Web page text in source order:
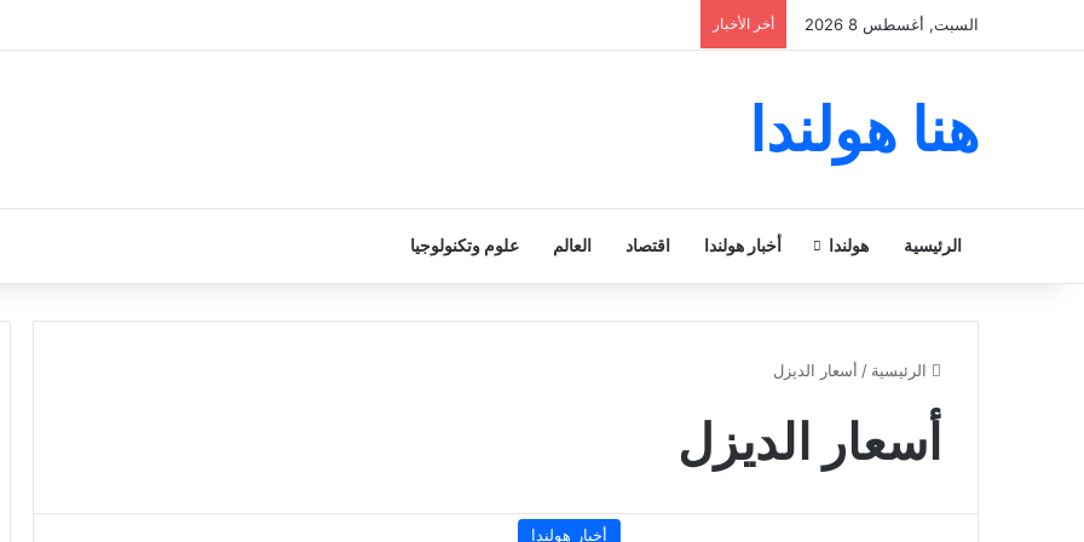
السبت, أغسطس 8 2026 أخر الأخبار
هنا هولندا
الرئيسية هولندا أخبار هولندا اقتصاد العالم علوم وتكنولوجيا
الرئيسية / أسعار الديزل
أسعار الديزل
أخبار هولندا